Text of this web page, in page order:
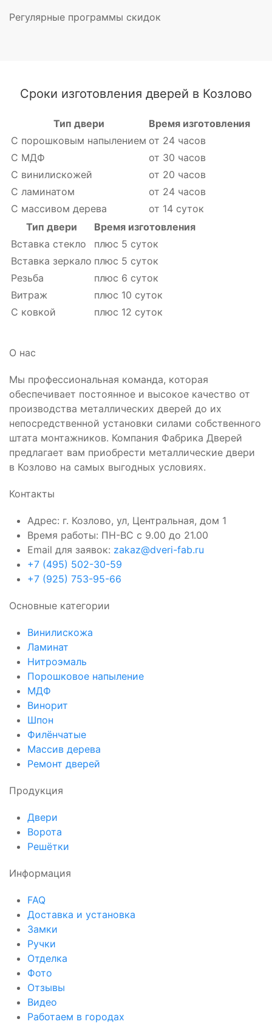
Регулярные программы скидок
Сроки изготовления дверей в Козлово
Тип двери
Время изготовления
С порошковым напылением от 24 часов
С МДФ
от 30 часов
С винилискожей
от 20 часов
С ламинатом
от 24 часов
С массивом дерева
от 14 суток
Тип двери
Время изготовления
Вставка стекло
плюс 5 суток
Вставка зеркало плюс 5 суток
Резьба
плюс 6 суток
Витраж
плюс 10 суток
С ковкой
плюс 12 суток
О нас
Мы профессиональная команда, которая
обеспечивает постоянное и высокое качество от
производства металлических дверей до их
непосредственной установки силами собственного
штата монтажников. Компания Фабрика Дверей
предлагает вам приобрести металлические двери
в Козлово на самых выгодных условиях.
Контакты
Адрес: г. Козлово, ул, Центральная, дом 1
Время работы: ПН-ВС с 9.00 до 21.00
Email для заявок: zakaz@dveri-fab.ru
+7 (495) 502-30-59
+7 (925) 753-95-66
Основные категории
Винилискожа
Ламинат
Нитроэмаль
Порошковое напыление
МДФ
Винорит
Шпон
Филёнчатые
Массив дерева
Ремонт дверей
Продукция
Двери
Ворота
Решётки
Информация
FAQ
Доставка и установка
Замки
Ручки
Отделка
Фото
Отзывы
Видео
Работаем в городах